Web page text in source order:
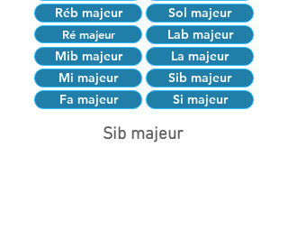
Réb majeur
Sol majeur
Ré majeur
Lab majeur
Mib majeur
La majeur
Mi majeur
Sib majeur
Fa majeur
Si majeur
Sib majeur